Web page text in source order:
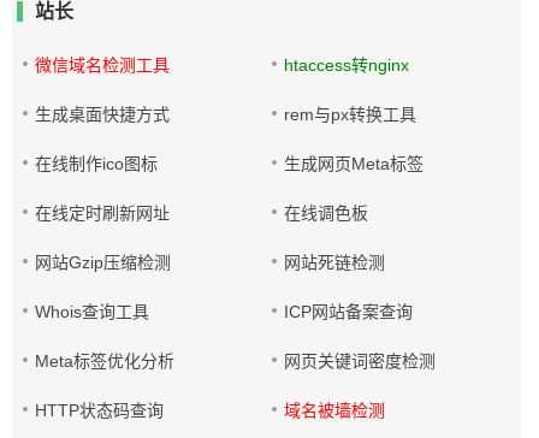
站长
微信域名检测工具 htaccess转nginx
生成桌面快捷方式 rem与px转换工具
在线制作ico图标 生成网页Meta标签
在线定时刷新网址 在线调色板
网站Gzip压缩检测 网站死链检测
Whois查询工具 ICP网站备案查询
Meta标签优化分析 网页关键词密度检测
HTTP状态码查询 域名被墙检测